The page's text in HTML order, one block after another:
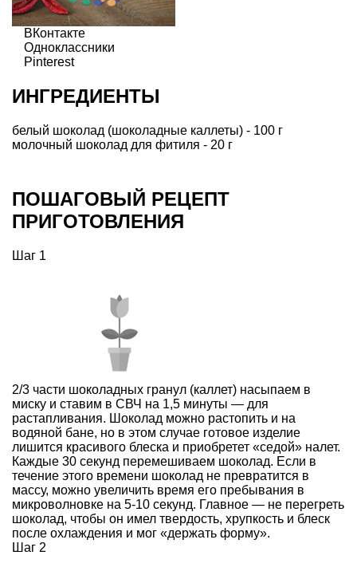
ВКонтакте
Одноклассники
Pinterest
ИНГРЕДИЕНТЫ
белый шоколад (шоколадные каллеты) - 100 г
молочный шоколад для фитиля - 20 г
ПОШАГОВЫЙ РЕЦЕПТ
ПРИГОТОВЛЕНИЯ
Шаг 1
2/3 части шоколадных гранул (каллет) насыпаем в
миску и ставим в СВЧ на 1,5 минуты — для
растапливания. Шоколад можно растопить и на
водяной бане, но в этом случае готовое изделие
лишится красивого блеска и приобретет «седой» налет.
Каждые 30 секунд перемешиваем шоколад. Если в
течение этого времени шоколад не превратится в
массу, можно увеличить время его пребывания в
микроволновке на 5-10 секунд. Главное — не перегреть
шоколад, чтобы он имел твердость, хрупкость и блеск
после охлаждения и мог «держать форму».
Шаг 2